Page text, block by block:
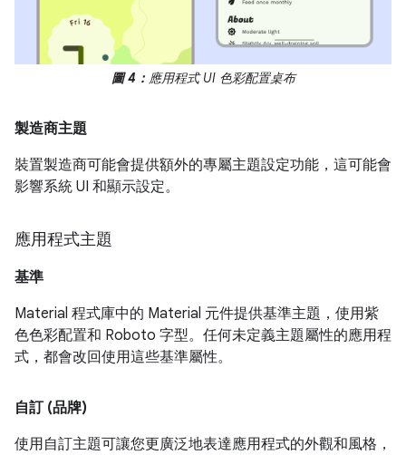
圖 4： 應用程式 UI 色彩配置桌布
製造商主題
裝置製造商可能會提供額外的專屬主題設定功能，這可能會
影響系統 UI 和顯示設定。
應用程式主題
基準
Material 程式庫中的 Material 元件提供基準主題，使用紫
色色彩配置和 Roboto 字型。任何未定義主題屬性的應用程
式，都會改回使用這些基準屬性。
自訂 (品牌)
使用自訂主題可讓您更廣泛地表達應用程式的外觀和風格，